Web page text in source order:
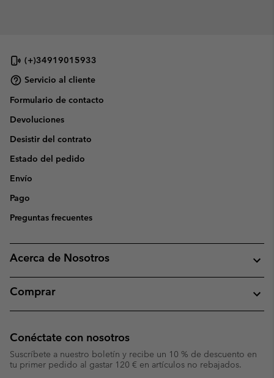
(+)34919015933
Servicio al cliente
Formulario de contacto
Devoluciones
Desistir del contrato
Estado del pedido
Envío
Pago
Preguntas frecuentes
Acerca de Nosotros
Comprar
Conéctate con nosotros
Suscríbete a nuestro boletín y recibe un 10 % de descuento en
tu primer pedido al gastar 120 € en artículos no rebajados.